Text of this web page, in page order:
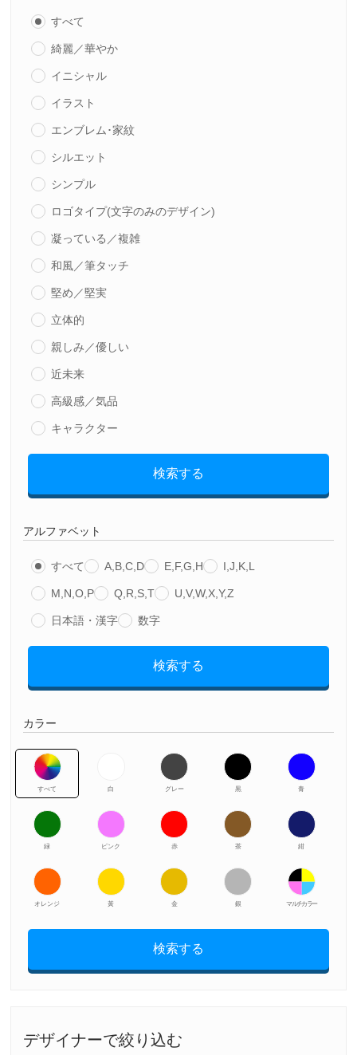
すべて
綺麗／華やか
イニシャル
イラスト
エンブレム･家紋
シルエット
シンプル
ロゴタイプ(文字のみのデザイン)
凝っている／複雑
和風／筆タッチ
堅め／堅実
立体的
親しみ／優しい
近未来
高級感／気品
キャラクター
検索する
アルファベット
すべて A,B,C,D E,F,G,H I,J,K,L
M,N,O,P Q,R,S,T U,V,W,X,Y,Z
日本語・漢字 数字
検索する
カラー
すべて 白 グレー 黒 青
緑 ピンク 赤 茶 紺
オレンジ 黃 金 銀 マルチカラー
検索する
デザイナーで絞り込む